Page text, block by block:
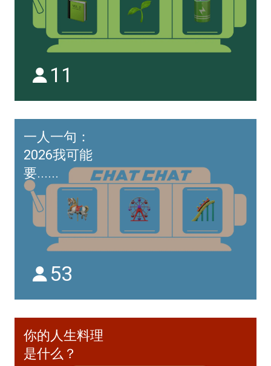
11
一人一句：
2026我可能
要......
53
你的人生料理
是什么？